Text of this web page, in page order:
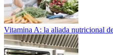
Vitamina A: la aliada nutricional